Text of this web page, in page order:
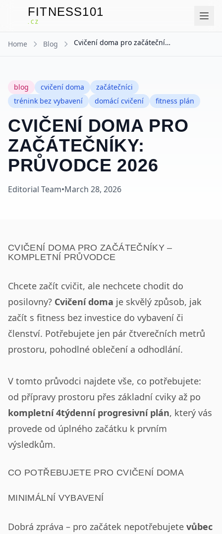
FITNESS101
.CZ
Home Blog Cvičení doma pro začátečníky: Průvodce 2026
blog cvičení doma
začátečníci
trénink bez vybavení
domácí cvičení fitness plán
CVIČENÍ DOMA PRO
ZAČÁTEČNÍKY:
PRŮVODCE 2026
Editorial Team•March 28, 2026
CVIČENÍ DOMA PRO ZAČÁTEČNÍKY –
KOMPLETNÍ PRŮVODCE
Chcete začít cvičit, ale nechcete chodit do
posilovny? Cvičení doma je skvělý způsob, jak
začít s fitness bez investice do vybavení či
členství. Potřebujete jen pár čtverečních metrů
prostoru, pohodlné oblečení a odhodlání.
V tomto průvodci najdete vše, co potřebujete:
od přípravy prostoru přes základní cviky až po
kompletní 4týdenní progresivní plán, který vás
provede od úplného začátku k prvním
výsledkům.
CO POTŘEBUJETE PRO CVIČENÍ DOMA
MINIMÁLNÍ VYBAVENÍ
Dobrá zpráva – pro začátek nepotřebujete vůbec